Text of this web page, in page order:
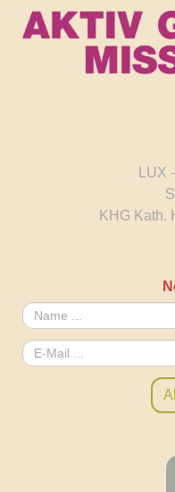
LUX
KHG Kath.